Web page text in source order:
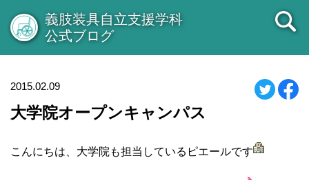
義肢装具自立支援学科
公式ブログ
2015.02.09
大学院オープンキャンパス
こんにちは、大学院も担当しているピエールです